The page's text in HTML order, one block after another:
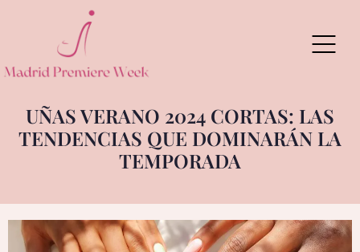
UÑAS VERANO 2024 CORTAS: LAS
TENDENCIAS QUE DOMINARÁN LA
TEMPORADA